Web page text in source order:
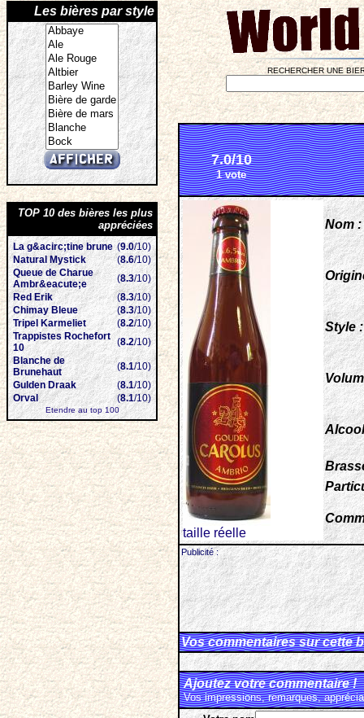
Les bières par style
TOP 10 des bières les plus
appréciées
La g&acirc;tine brune (9.0/10)
Natural Mystick
(8.6/10)
Queue de Charue
Ambr&eacute;e
(8.3/10)
Red Erik
(8.3/10)
Chimay Bleue
(8.3/10)
Tripel Karmeliet
(8.2/10)
Trappistes Rochefort
10
(8.2/10)
Blanche de
Brunehaut
(8.1/10)
Gulden Draak
(8.1/10)
Orval
(8.1/10)
Etendre au top 100
RECHERCHER UNE
7.0/10
1 vote
taille réelle
Nom :
Style :
Publicité :
Vos commentaires sur cette
Ajoutez votre commentaire !
Vos impressions, remarques,